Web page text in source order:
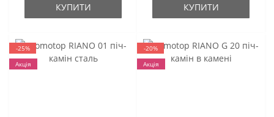
КУПИТИ КУПИТИ
-25%
Акція
-20%
Акція